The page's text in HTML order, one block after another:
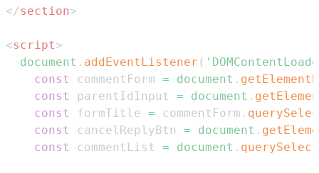
</section>
<script>
document . addEventListener (
const
commentForm = document .
const
parentIdInput = document .
const
formTitle = commentForm .
const
cancelReplyBtn = document .
const
commentList = document .